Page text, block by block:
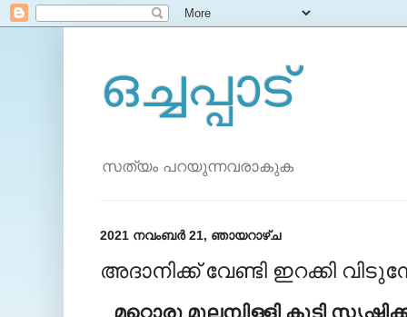
ഒച്ചപ്പാട്
സത്യം പറയുന്നവരാകുക
2021 നവംബർ 21, ഞായറാഴ്‌ച
അദാനിക്ക് വേണ്ടി ഇറക്കി
മറ്റൊരു മൂലമ്പിള്ളി കൂടി